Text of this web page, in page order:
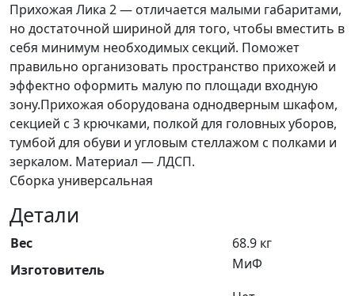
Прихожая Лика 2 — отличается малыми габаритами,
но достаточной шириной для того, чтобы вместить в
себя минимум необходимых секций. Поможет
правильно организовать пространство прихожей и
эффектно оформить малую по площади входную
зону.Прихожая оборудована однодверным шкафом,
секцией с 3 крючками, полкой для головных уборов,
тумбой для обуви и угловым стеллажом с полками и
зеркалом. Материал — ЛДСП.
Сборка универсальная
Детали
Вес
68.9 кг
Изготовитель
МиФ